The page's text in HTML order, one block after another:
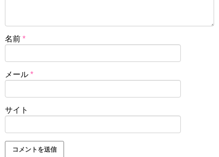
名前 *
メール *
サイト